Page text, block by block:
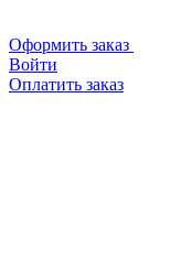
Оформить заказ
Войти
Оплатить заказ